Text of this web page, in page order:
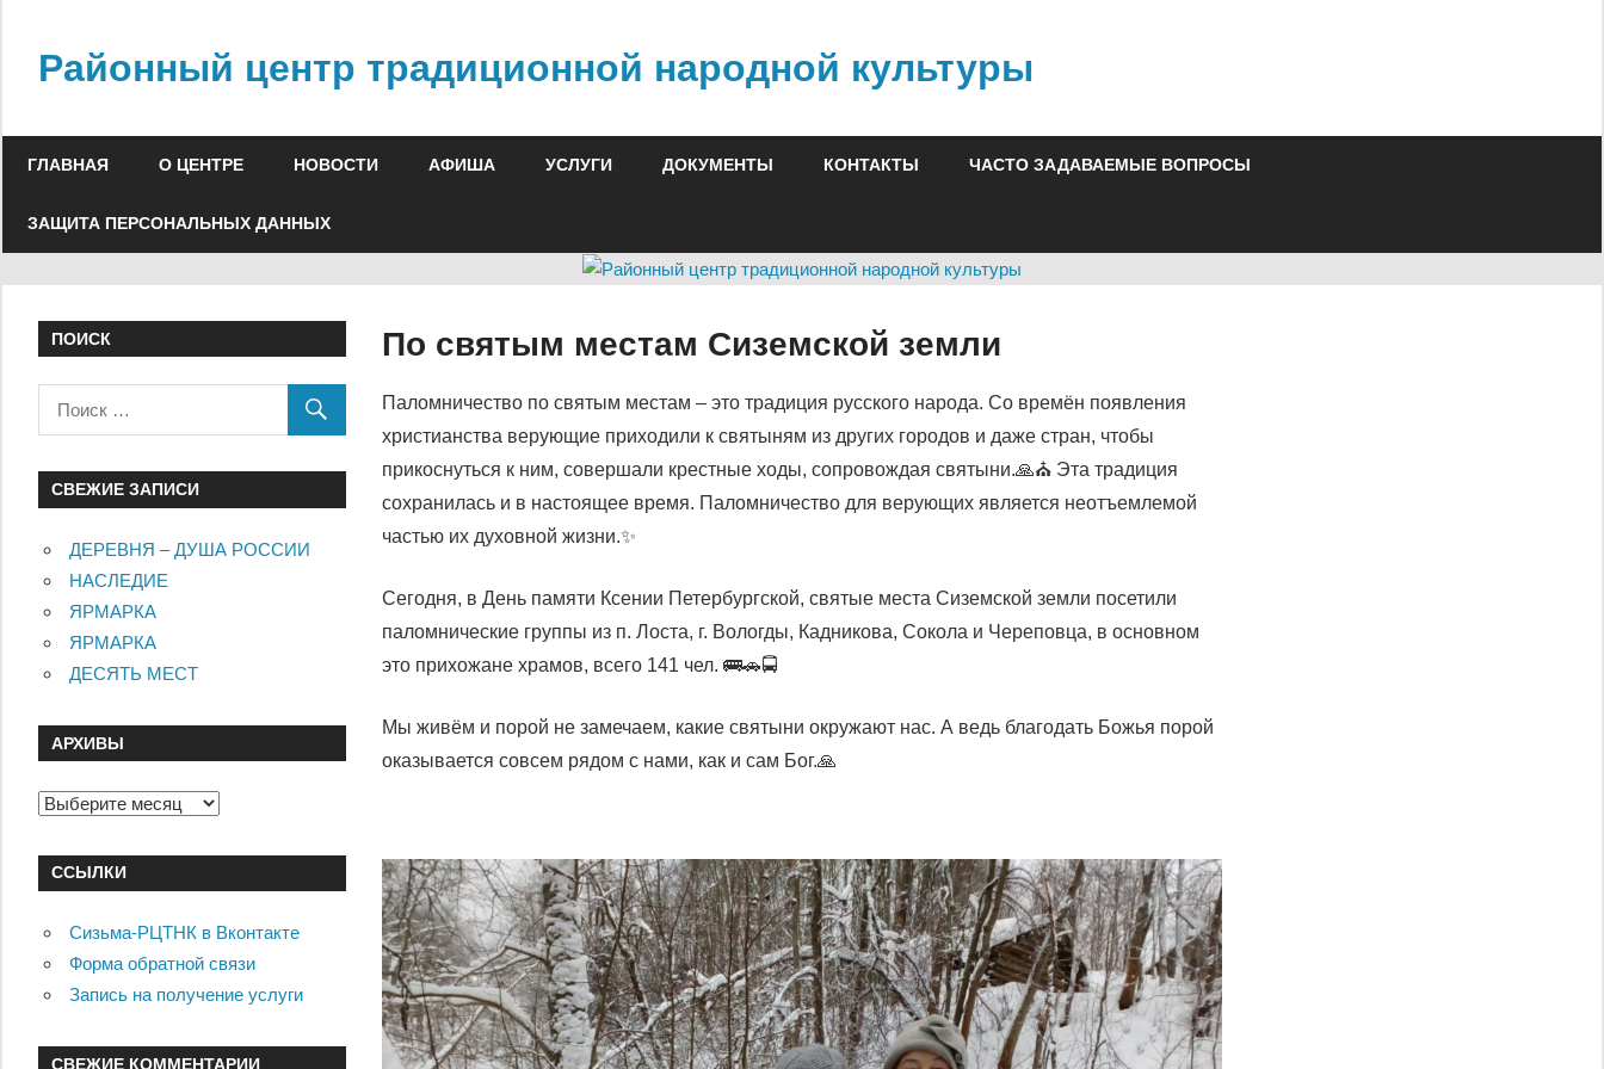
contentРайонный центр традиционной народной культуры
ГЛАВНАЯ О ЦЕНТРЕ НОВОСТИ АФИША УСЛУГИ ДОКУМЕНТЫ КОНТАКТЫ ЧАСТО ЗАДАВАЕМЫЕ ВОПРОСЫ
ЗАЩИТА ПЕРСОНАЛЬНЫХ ДАННЫХ
По святым местам Сиземской земли
Паломничество по святым местам – это традиция русского народа. Со времён появления
христианства верующие приходили к святыням из других городов и даже стран, чтобы
прикоснуться к ним, совершали крестные ходы, сопровождая святыни.🙏⛪ Эта традиция
сохранилась и в настоящее время. Паломничество для верующих является неотъемлемой
частью их духовной жизни.✨
Сегодня, в День памяти Ксении Петербургской, святые места Сиземской земли посетили
паломнические группы из п. Лоста, г. Вологды, Кадникова, Сокола и Череповца, в основном
это прихожане храмов, всего 141 чел. 🚌🚗🚍
Мы живём и порой не замечаем, какие святыни окружают нас. А ведь благодать Божья порой
оказывается совсем рядом с нами, как и сам Бог.🙏
ПОИСК
СВЕЖИЕ ЗАПИСИ
ДЕРЕВНЯ – ДУША РОССИИ
НАСЛЕДИЕ
ЯРМАРКА
ЯРМАРКА
ДЕСЯТЬ МЕСТ
АРХИВЫ
Архивы
ССЫЛКИ
Сизьма-РЦТНК в Вконтакте
Форма обратной связи
Запись на получение услуги
СВЕЖИЕ КОММЕНТАРИИ